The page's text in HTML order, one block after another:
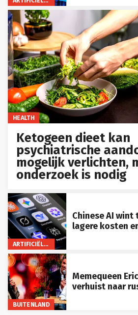
HEALTH
Ketogeen dieet kan
psychiatrische
mogelijk verlichten,
onderzoek is nodig
ARTIFICIËLE INTELLIGENTIE
Chinese AI
lagere kosten
BUITENLAND
Memequeen
verhuist naar